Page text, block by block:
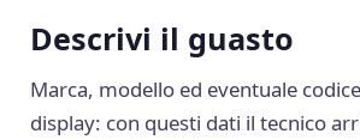
Descrivi il guasto
Marca, modello ed eventuale
display: con questi dati il tecnico